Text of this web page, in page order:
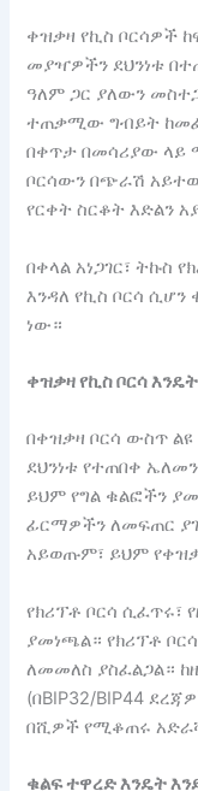
ቀዝቃዛ የኪስ ቦርሳዎች
መያዣዎችን ደህንነቱ
ዓለም ጋር ያለውን
ተጠቃሚው ግብይት
በቀጥታ በመሳሪያው ላይ
ቦርሳውን በጭራሽ
የርቀት ስርቆት እድልን
በቀላል አነጋገር፣ ትኩስ
እንዳለ የኪስ ቦርሳ
ነው።
ቀዝቃዛ የኪስ ቦርሳ
በቀዝቃዛ ቦርሳ ውስጥ
ደህንነቱ የተጠበቀ
ይህም የግል ቁልፎችን
ፊርማዎችን ለመፍጠር
አይወጡም፣ ይህም
የክሪፕቶ ቦርሳ ሲፈጥሩ፣
ያመነጫል። የክሪፕቶ
ለመመለስ ያስፈልጋል።
(በBIP32/BIP44
በሺዎች የሚቆጠሩ
ቁልፍ ተዋረድ እንዴት